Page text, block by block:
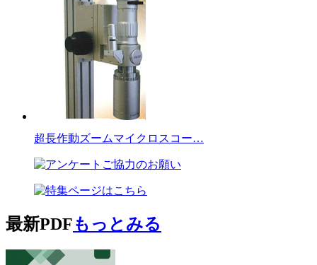
超長作動ズームマイクロスコー…
最新PDFもっとみる